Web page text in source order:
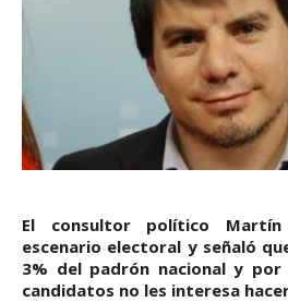
El consultor político Martín
escenario electoral y señaló
3% del padrón nacional y
candidatos no les interesa